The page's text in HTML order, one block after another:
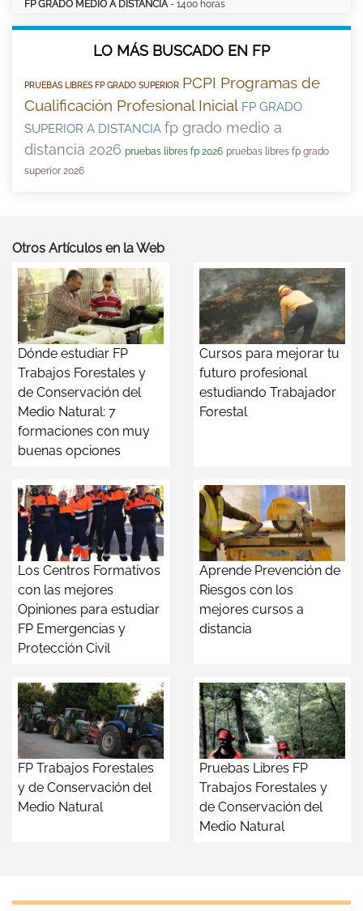
FP GRADO MEDIO A DISTANCIA - 1400 horas
LO MÁS BUSCADO EN FP
PRUEBAS LIBRES FP GRADO SUPERIOR PCPI Programas de
Cualificación Profesional Inicial FP GRADO
SUPERIOR A DISTANCIA fp grado medio a
distancia 2026 pruebas libres fp 2026 pruebas libres fp grado
superior 2026
Otros Artículos en la Web
Dónde estudiar FP
Trabajos Forestales y
de Conservación del
Medio Natural: 7
formaciones con muy
buenas opciones
Cursos para mejorar tu
futuro profesional
estudiando Trabajador
Forestal
Los Centros Formativos
con las mejores
Opiniones para estudiar
FP Emergencias y
Protección Civil
Aprende Prevención de
Riesgos con los
mejores cursos a
distancia
FP Trabajos Forestales
y de Conservación del
Medio Natural
Pruebas Libres FP
Trabajos Forestales y
de Conservación del
Medio Natural